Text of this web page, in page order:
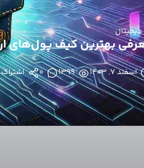
دیجیتال
بهترین کیف پول‌های
اسفند ۷, ۱۴۰۳ 1399
0